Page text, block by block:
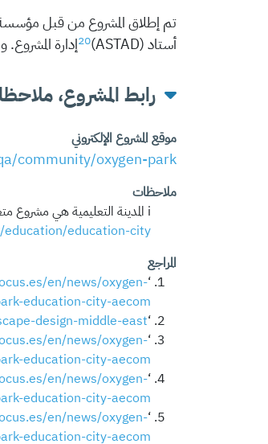
تم إطلاق المشروع من قبل
أستاد (ASTAD)
20إدارة
رابط المشروع،
موقع المشروع الإلكتروني
community/oxygen-park
ملاحظات
i المدينة التعليمية هي مشروع متعدد الاستخدامات ومتعدد الوظائف يعمل كمركز تعليمي مبتكر. مزيد من المعلومات حول الرؤية متاحة على هذا الرابط:
education-city
المراجع
‘Oxygen Park, Education City by AECOM’. (2018). METALOCUS. Retrieved December 27, 2023, from <
en/news/oxygen-
education-city-aecom
‘Education City’. (n.d.). AECOM. Retrieved December 27, 2023, from <
design-middle-east/
‘Oxygen Park, Education City by AECOM’. (2018). METALOCUS. Retrieved December 27, 2023, from <
en/news/oxygen-
education-city-aecom
‘Oxygen Park, Education City by AECOM’. (2018). METALOCUS. Retrieved December 27, 2023, from <
en/news/oxygen-
education-city-aecom
‘Oxygen Park, Education City by AECOM’. (2018). METALOCUS. Retrieved December 27, 2023, from <
en/news/oxygen-
education-city-aecom